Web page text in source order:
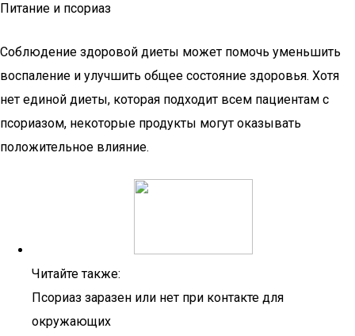
Питание и псориаз
Соблюдение здоровой диеты может помочь уменьшить
воспаление и улучшить общее состояние здоровья. Хотя
нет единой диеты, которая подходит всем пациентам с
псориазом, некоторые продукты могут оказывать
положительное влияние.
Читайте также:
Псориаз заразен или нет при контакте для
окружающих